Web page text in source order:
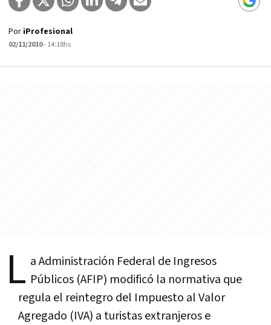
Por iProfesional
02/11/2010- 14:18hs
L a Administración Federal de Ingresos
Públicos (AFIP) modificó la normativa que
regula el reintegro del Impuesto al Valor
Agregado (IVA) a turistas extranjeros e